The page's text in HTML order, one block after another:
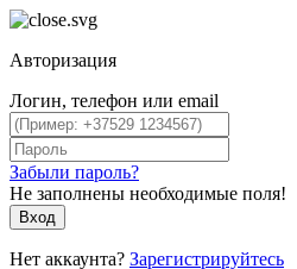
Авторизация
Логин, телефон или email
Забыли пароль?
Не заполнены необходимые поля!
Вход
Нет аккаунта? Зарегистрируйтесь